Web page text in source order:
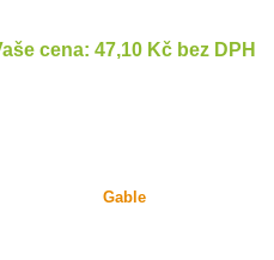
cena: 47,10 Kč bez DPH
Gable